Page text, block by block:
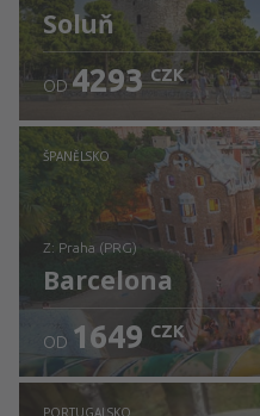
Soluň
Zjistěte detaily
OD 4293 CZK
ŠPANĚLSKO
z: Praha (PRG)
Barcelona
OD 1649 CZK
PORTUGALSKO